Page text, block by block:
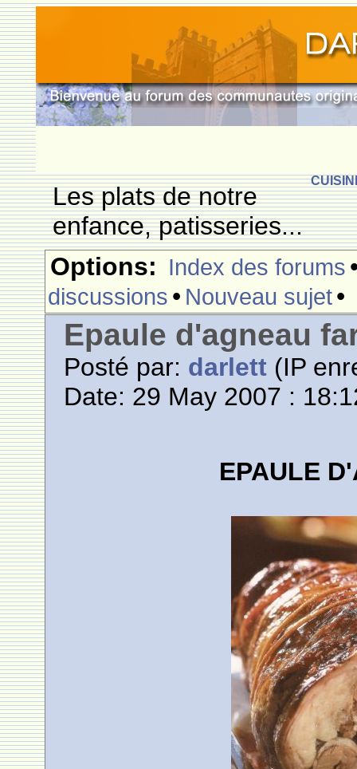
Les plats de notre
enfance, patisseries...
Options: Index des forums
discussions • Nouveau sujet•
Epaule d'agneau
Posté par: darlett (IP
Date: 29 May 2007 :
EPAULE